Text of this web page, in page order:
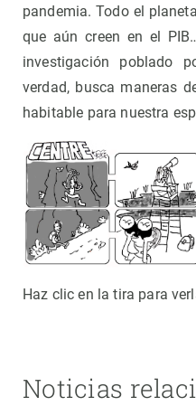
pandemia. Todo el
que aún creen en el
investigación poblado
verdad, busca maneras
habitable para nuestra
Haz clic en la tira para
Noticias